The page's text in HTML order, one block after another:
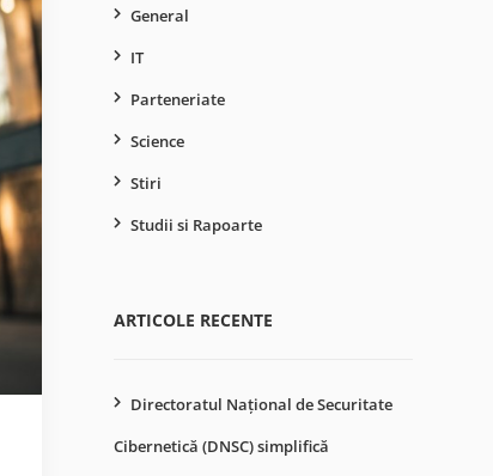
General
IT
Parteneriate
Science
Stiri
Studii si Rapoarte
ARTICOLE RECENTE
Directoratul Național de Securitate
Cibernetică (DNSC) simplifică